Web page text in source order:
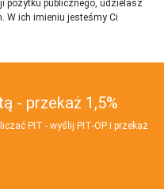
pożytku publicznego, udzielasz
W ich imieniu jesteśmy Ci
- przekaż 1,5%
PIT - wyślij PIT‑OP i przekaż